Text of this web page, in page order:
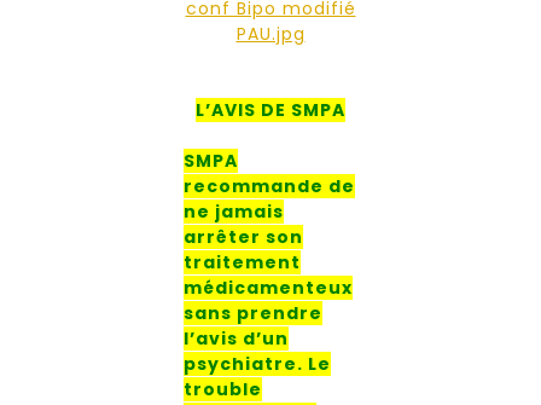
conf Bipo modifié
PAU.jpg
L’AVIS DE SMPA
SMPA
recommande de
ne jamais
arrêter son
traitement
médicamenteux
sans prendre
l’avis d’un
psychiatre. Le
trouble